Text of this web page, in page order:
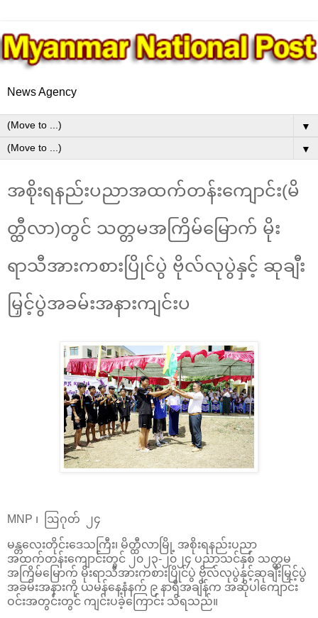
News Agency
▼
▼
အစိုးရနည်းပညာအထက်တန်းကျောင်း(မိ
တ္ထီလာ)တွင် သတ္တမအကြိမ်မြောက် မိုး
ရာသီအားကစားပြိုင်ပွဲ ဗိုလ်လုပွဲနှင့် ဆုချီး
မြှင့်ပွဲအခမ်းအနားကျင်းပ
MNP ၊ ဩဂုတ် ၂၄
မန္တလေးတိုင်းဒေသကြီး၊ မိတ္ထီလာမြို့ အစိုးရနည်းပညာ
အထက်တန်းကျောင်းတွင် ၂၀၂၃-၂၀၂၄ ပညာသင်နှစ် သတ္တမ
အကြိမ်မြောက် မိုးရာသီအားကစားပြိုင်ပွဲ ဗိုလ်လုပွဲနှင့်ဆုချီးမြှင့်ပွဲ
အခမ်းအနားကို ယမန်နေ့နံနက် ၉ နာရီအချိန်က အဆိုပါကျောင်း
ဝင်းအတွင်းတွင် ကျင်းပခဲ့ကြောင်း သိရသည်။